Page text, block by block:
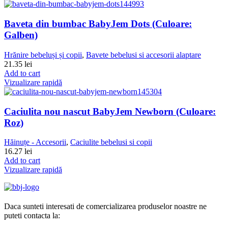
Baveta din bumbac BabyJem Dots (Culoare:
Galben)
Hrănire bebeluși și copii, Bavete bebelusi si accesorii alaptare
21.35 lei
Add to cart
Vizualizare rapidă
Caciulita nou nascut BabyJem Newborn (Culoare:
Roz)
Hăinuțe - Accesorii, Caciulite bebelusi si copii
16.27 lei
Add to cart
Vizualizare rapidă
Daca sunteti interesati de comercializarea produselor noastre ne
puteti contacta la: